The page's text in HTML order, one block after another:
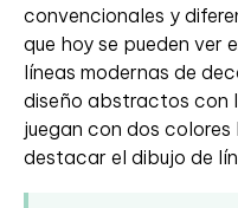
convencionales y
que hoy se pueden ver
líneas modernas de
diseño abstractos con
juegan con dos
destacar el dibujo de